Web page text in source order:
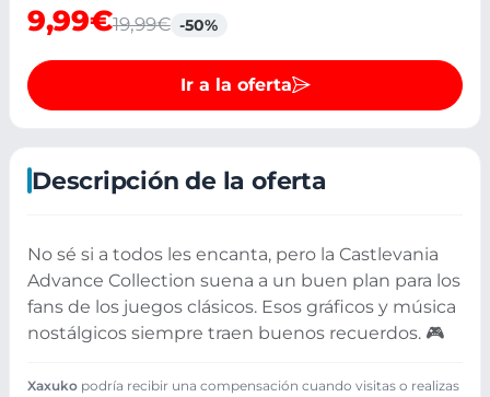
9,99€19,99€ -50%
Ir a la oferta
Descripción de la oferta
No sé si a todos les encanta, pero la Castlevania
Advance Collection suena a un buen plan para los
fans de los juegos clásicos. Esos gráficos y música
nostálgicos siempre traen buenos recuerdos. 🎮
Xaxuko podría recibir una compensación cuando visitas o realizas